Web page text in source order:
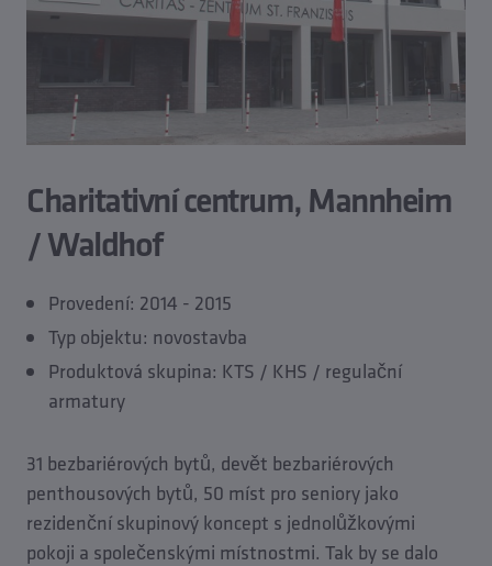
Charitativní centrum, Mannheim
/ Waldhof
Provedení: 2014 - 2015
Typ objektu: novostavba
Produktová skupina: KTS / KHS / regulační
armatury
31 bezbariérových bytů, devět bezbariérových
penthousových bytů, 50 míst pro seniory jako
rezidenční skupinový koncept s jednolůžkovými
pokoji a společenskými místnostmi. Tak by se dalo